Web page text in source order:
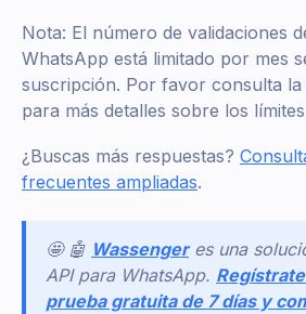
Nota: El número de validaciones
WhatsApp está limitado por mes
suscripción. Por favor consulta la
para más detalles sobre los
¿Buscas más respuestas?
frecuentes ampliadas.
🤩 🤖 Wassenger es una
API para WhatsApp.
prueba gratuita de 7 días y